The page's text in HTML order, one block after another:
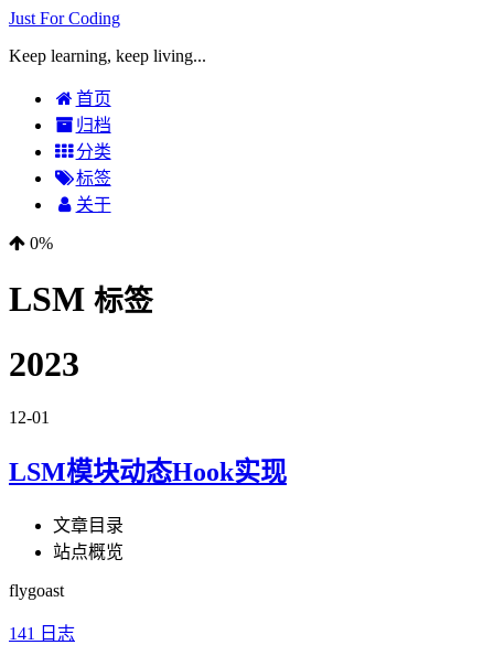
Just For Coding
Keep learning, keep living...
首页
归档
分类
标签
关于
0%
LSM 标签
2023
12-01
LSM模块动态Hook实现
文章目录
站点概览
flygoast
141
日志